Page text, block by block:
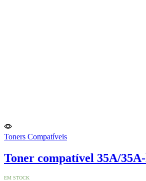
Toners Compatíveis
Toner compatível 35A/
EM STOCK